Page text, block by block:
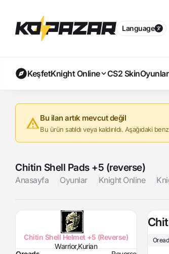
Language
KeşfetKnight Online CS2 SkinOyunlar
Bu ilan artık mevcut değil
Bu ürün satıldı veya kaldırıldı. Aşağıdaki
Chitin Shell Pads +5 (reverse)
Anasayfa Oyunlar Knight Online
Chitin Shell Helmet +5 (Reverse)
Warrior,Kurian